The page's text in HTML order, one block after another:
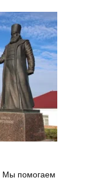
Мы помогаем